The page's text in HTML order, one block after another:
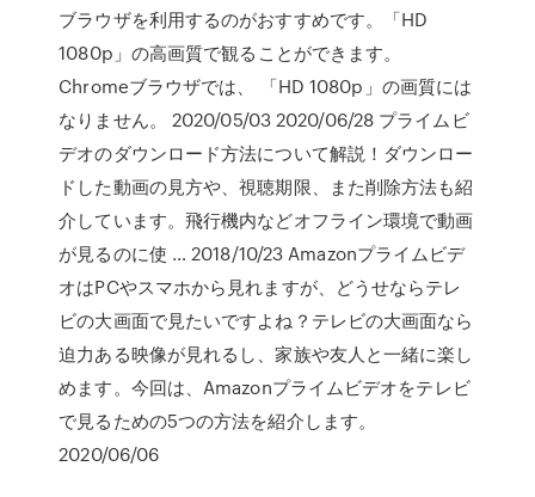
ブラウザを利用するのがおすすめです。「HD
1080p」の高画質で観ることができます。
Chromeブラウザでは、 「HD 1080p」の画質には
なりません。 2020/05/03 2020/06/28 プライムビ
デオのダウンロード方法について解説！ダウンロー
ドした動画の見方や、視聴期限、また削除方法も紹
介しています。飛行機内などオフライン環境で動画
が見るのに使 … 2018/10/23 Amazonプライムビデ
オはPCやスマホから見れますが、どうせならテレ
ビの大画面で見たいですよね？テレビの大画面なら
迫力ある映像が見れるし、家族や友人と一緒に楽し
めます。今回は、Amazonプライムビデオをテレビ
で見るための5つの方法を紹介します。
2020/06/06